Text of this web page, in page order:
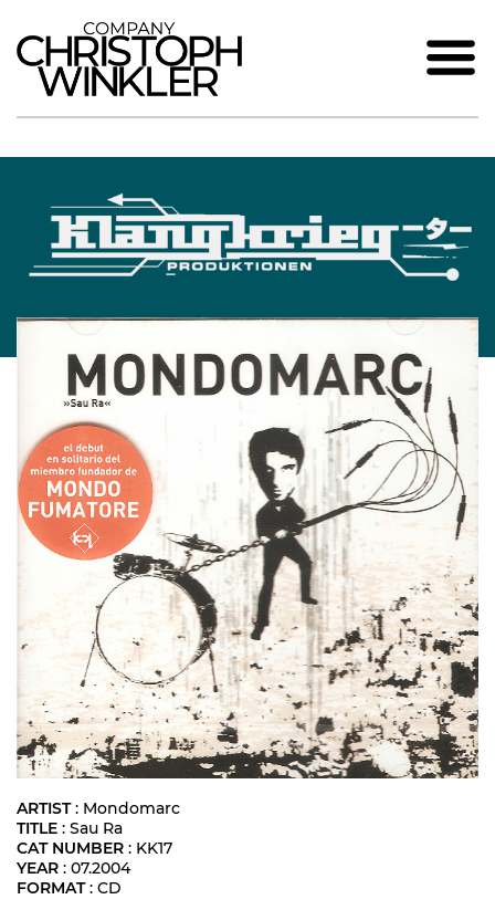
ARTIST: Mondomarc
TITLE : Sau Ra
CAT NUMBER : KK17
YEAR : 07.2004
FORMAT: CD